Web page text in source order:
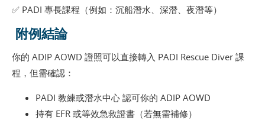
✅ PADI 專長課程（例如：沉船潛水、深潛、夜潛等）
附例結論
你的 ADIP AOWD 證照可以直接轉入 PADI Rescue Diver 課
程，但需確認：
PADI 教練或潛水中心 認可你的 ADIP AOWD
持有 EFR 或等效急救證書（若無需補修）